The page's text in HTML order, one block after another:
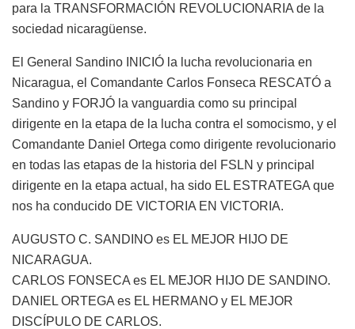
para la TRANSFORMACIÓN REVOLUCIONARIA de la
sociedad nicaragüense.
El General Sandino INICIÓ la lucha revolucionaria en
Nicaragua, el Comandante Carlos Fonseca RESCATÓ a
Sandino y FORJÓ la vanguardia como su principal
dirigente en la etapa de la lucha contra el somocismo, y el
Comandante Daniel Ortega como dirigente revolucionario
en todas las etapas de la historia del FSLN y principal
dirigente en la etapa actual, ha sido EL ESTRATEGA que
nos ha conducido DE VICTORIA EN VICTORIA.
AUGUSTO C. SANDINO es EL MEJOR HIJO DE
NICARAGUA.
CARLOS FONSECA es EL MEJOR HIJO DE SANDINO.
DANIEL ORTEGA es EL HERMANO y EL MEJOR
DISCÍPULO DE CARLOS.